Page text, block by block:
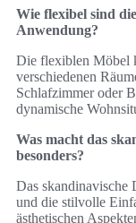
Wie flexibel sind
Anwendung?
Die flexiblen Möbel
verschiedenen
Schlafzimmer oder
dynamische
Was macht das
besonders?
Das skandinavische
und die stilvolle
ästhetischen